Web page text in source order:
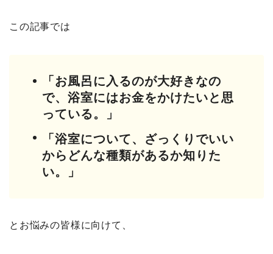
この記事では
「お風呂に入るのが大好きなの
で、浴室にはお金をかけたいと思
っている。」
「浴室について、ざっくりでいい
からどんな種類があるか知りた
い。」
とお悩みの皆様に向けて、